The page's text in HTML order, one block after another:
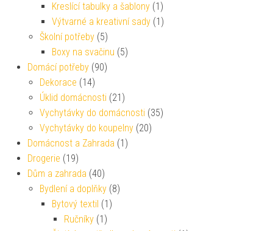
Kreslící tabulky a šablony (1)
Výtvarné a kreativní sady (1)
Školní potřeby (5)
Boxy na svačinu (5)
Domácí potřeby (90)
Dekorace (14)
Úklid domácnosti (21)
Vychytávky do domácnosti (35)
Vychytávky do koupelny (20)
Domácnost a Zahrada (1)
Drogerie (19)
Dům a zahrada (40)
Bydlení a doplňky (8)
Bytový textil (1)
Ručníky (1)